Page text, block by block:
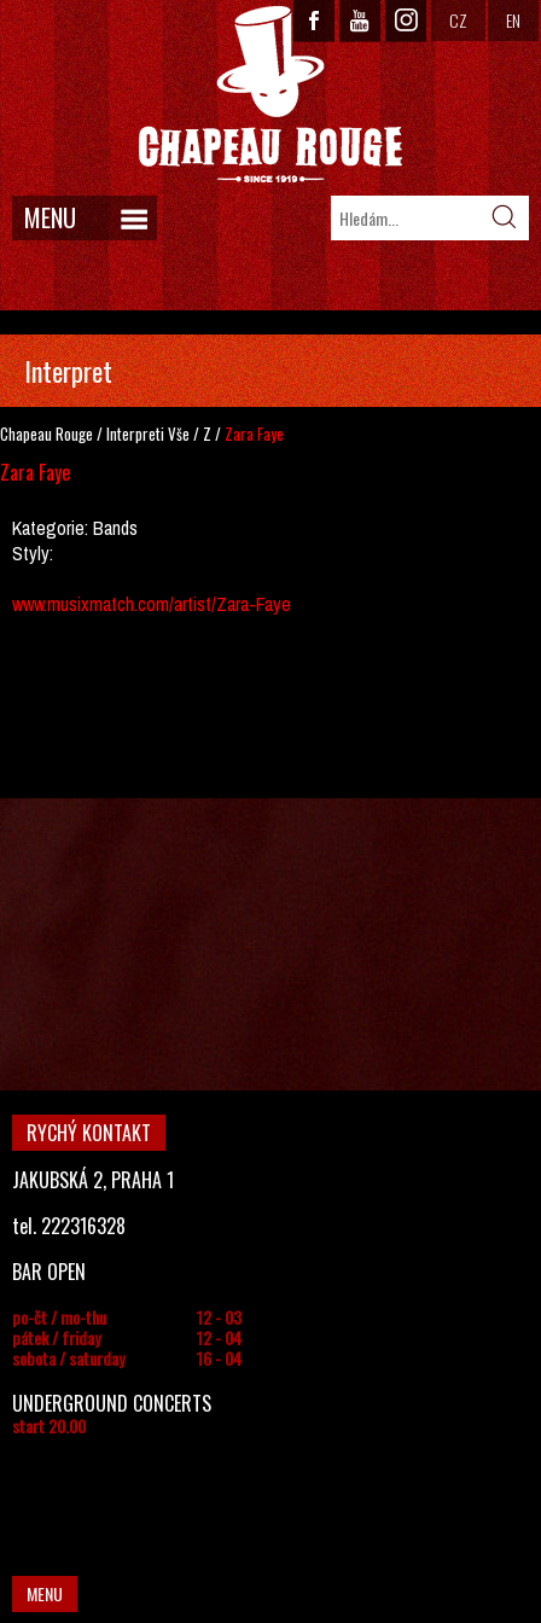
CZ EN
MENU
Interpret
Chapeau Rouge /InterpretiVše / Z / Zara Faye
Zara Faye
Kategorie:Bands
Styly:
www.musixmatch.com/artist/Zara-Faye
RYCHÝ KONTAKT
JAKUBSKÁ 2, PRAHA 1
tel. 222316328
BAR OPEN
po-čt / mo-thu
12 - 03
pátek / friday
12 - 04
sobota / saturday
16 - 04
UNDERGROUND CONCERTS
start 20.00
MENU